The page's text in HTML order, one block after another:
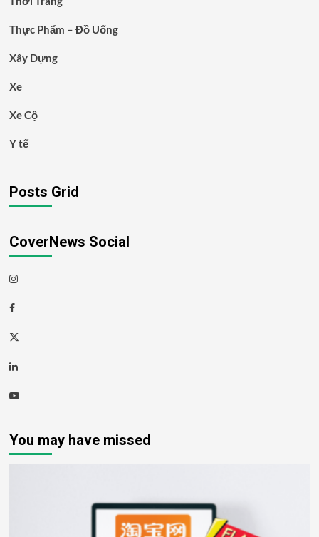
Thực Phẩm – Đồ Uống
Xây Dựng
Xe
Xe Cộ
Y tế
Posts Grid
CoverNews Social
Instagram
Facebook
Twitter
Linkedin
Youtube
You may have missed